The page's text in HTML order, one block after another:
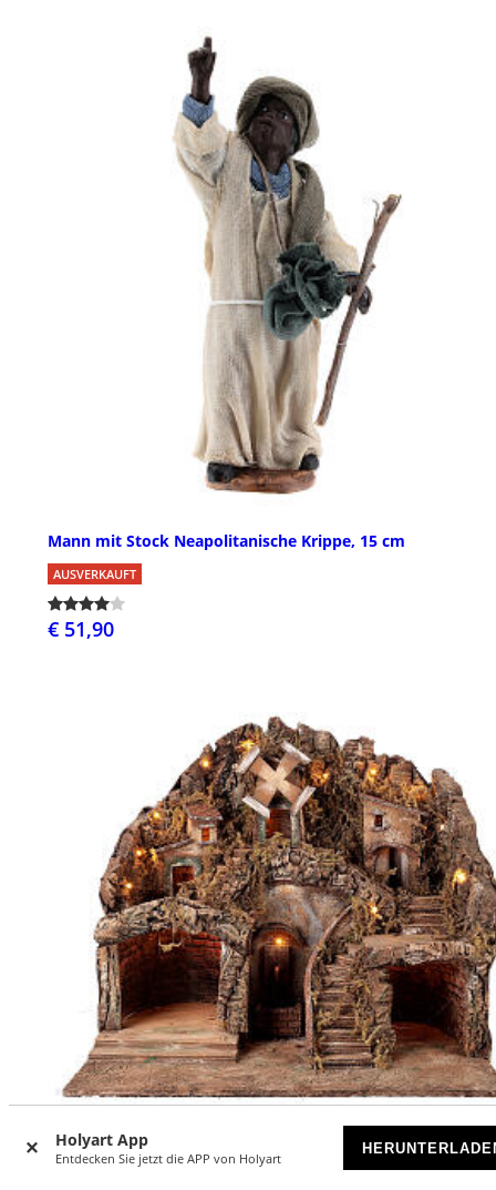
Holyart App
Entdecken Sie jetzt die APP von Holyart
Mann mit Stock Neapolitanische Krippe, 15 cm
AUSVERKAUFT
€ 51,90